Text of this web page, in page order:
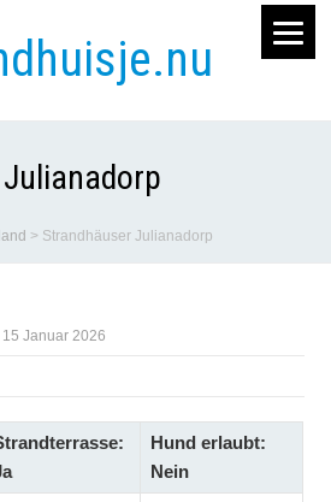
> Strandhäuser Julianadorp
Januar 2026
Hund erlaubt:
Nein